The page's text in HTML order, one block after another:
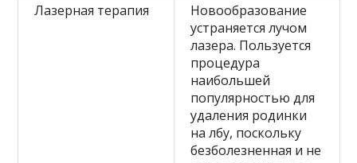
Лазерная терапия
Новообразование
устраняется лучом
лазера. Пользуется
процедура
наибольшей
популярностью для
удаления родинки
на лбу, поскольку
безболезненная и не